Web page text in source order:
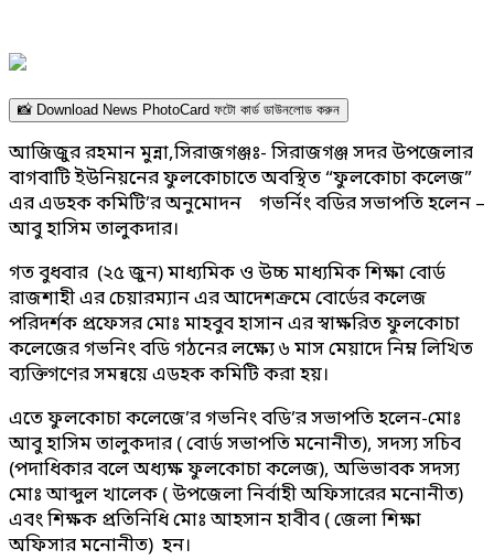
📸 Download News PhotoCard ফটো কার্ড ডাউনলোড করুন
আজিজুর রহমান মুন্না,সিরাজগঞ্জঃ- সিরাজগঞ্জ সদর উপজেলার
বাগবাটি ইউনিয়নের ফুলকোচাতে অবস্থিত “ফুলকোচা কলেজ”
এর এডহক কমিটি’র অনুমোদন গভর্নিং বডির সভাপতি হলেন –
আবু হাসিম তালুকদার।
গত বুধবার (২৫ জুন) মাধ্যমিক ও উচ্চ মাধ্যমিক শিক্ষা বোর্ড
রাজশাহী এর চেয়ারম্যান এর আদেশক্রমে বোর্ডের কলেজ
পরিদর্শক প্রফেসর মোঃ মাহবুব হাসান এর স্বাক্ষরিত ফুলকোচা
কলেজের গভনিং বডি গঠনের লক্ষ্যে ৬ মাস মেয়াদে নিম্ন লিখিত
ব্যক্তিগণের সমন্বয়ে এডহক কমিটি করা হয়।
এতে ফুলকোচা কলেজে’র গভনিং বডি’র সভাপতি হলেন-মোঃ
আবু হাসিম তালুকদার ( বোর্ড সভাপতি মনোনীত), সদস্য সচিব
(পদাধিকার বলে অধ্যক্ষ ফুলকোচা কলেজ), অভিভাবক সদস্য
মোঃ আব্দুল খালেক ( উপজেলা নির্বাহী অফিসারের মনোনীত)
এবং শিক্ষক প্রতিনিধি মোঃ আহসান হাবীব ( জেলা শিক্ষা
অফিসার মনোনীত) হন।